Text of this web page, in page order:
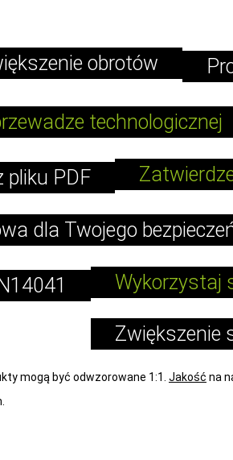
obrotów
technologicznej
pliku PDF
dla Twojego
Wykorzystaj
Zwiększenie
mogą być odwzorowane 1:1. Jakość na